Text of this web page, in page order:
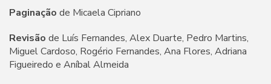
Paginação de Micaela Cipriano
Revisão de Luís Fernandes, Alex Duarte, Pedro Martins,
Miguel Cardoso, Rogério Fernandes, Ana Flores, Adriana
Figueiredo e Aníbal Almeida